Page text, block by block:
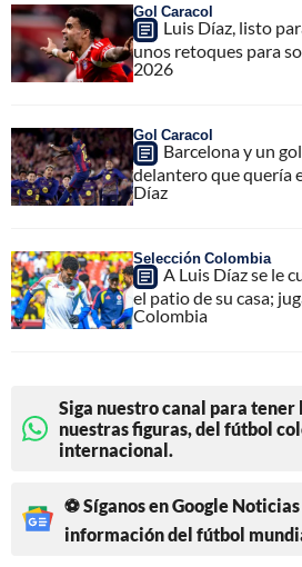
Gol Caracol
Luis Díaz, listo
unos retoques para
2026
Gol Caracol
Barcelona y un
delantero que quería
Díaz
Selección Colombia
A Luis Díaz se le
el patio de su casa;
Colombia
Siga nuestro canal para tener
nuestras figuras, del fútbol
internacional.
⚽ Síganos en Google
información del fútbol